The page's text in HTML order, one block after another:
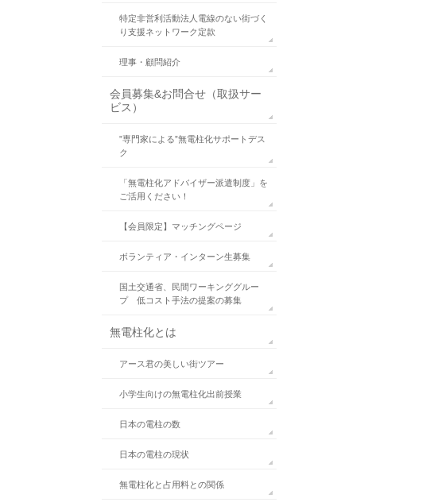
特定非営利活動法人電線のない街づく
り支援ネットワーク定款
理事・顧問紹介
会員募集&お問合せ（取扱サー
ビス）
”専門家による”無電柱化サポートデス
ク
「無電柱化アドバイザー派遣制度」を
ご活用ください！
【会員限定】マッチングページ
ボランティア・インターン生募集
国土交通省、民間ワーキンググルー
プ 低コスト手法の提案の募集
無電柱化とは
アース君の美しい街ツアー
小学生向けの無電柱化出前授業
日本の電柱の数
日本の電柱の現状
無電柱化と占用料との関係